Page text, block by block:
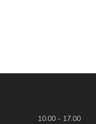
10.00 - 17.00